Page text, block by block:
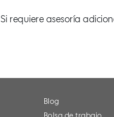
Si requiere asesoría
Blog